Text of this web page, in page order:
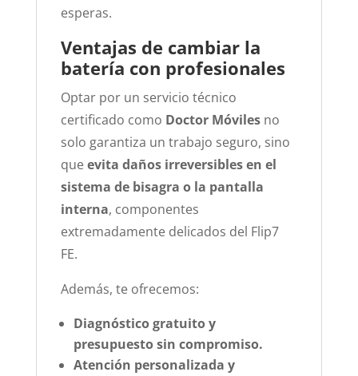
esperas.
Ventajas de cambiar la
batería con profesionales
Optar por un servicio técnico
certificado como Doctor Móvilesno
solo garantiza un trabajo seguro, sino
queevita daños irreversibles en el
sistema de bisagra o la pantalla
interna, componentes
extremadamente delicados del Flip7
FE.
Además, te ofrecemos:
Diagnóstico gratuito y
presupuesto sin compromiso.
Atención personalizada y